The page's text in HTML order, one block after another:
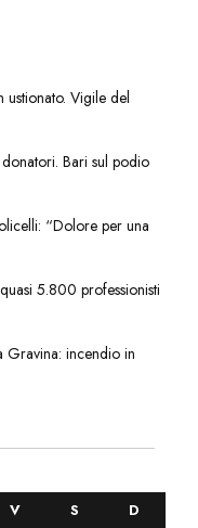
ustionato. Vigile del
Bari sul podio
“Dolore per una
5.800 professionisti
Gravina: incendio in
V S
D